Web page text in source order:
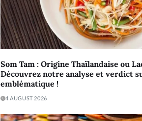
Som Tam : Origine Thaïlandaise ou
Découvrez notre analyse et verdict
emblématique !
4 AUGUST 2026